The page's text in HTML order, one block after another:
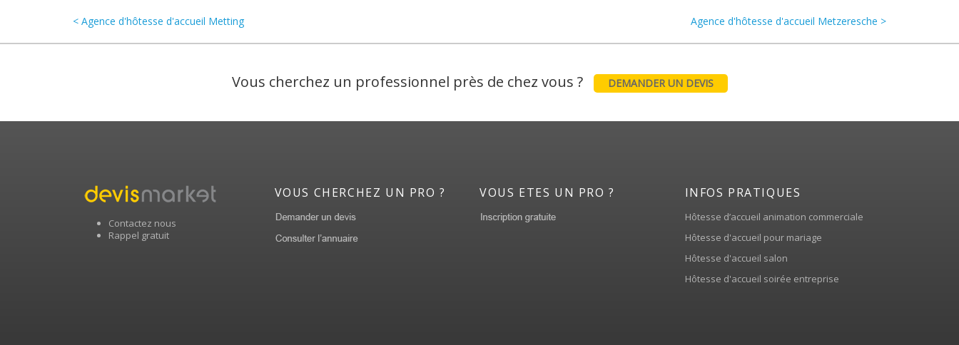
< Agence d'hôtesse d'accueil Metting Agence d'hôtesse d'accueil Metzeresche >
Vous cherchez un professionnel près de chez vous ? DEMANDER UN DEVIS
Contactez nous
Rappel gratuit
VOUS CHERCHEZ UN PRO ? VOUS ETES UN PRO ? INFOS PRATIQUES
Hôtesse d’accueil animation commerciale
Hôtesse d'accueil pour mariage
Hôtesse d'accueil salon
Hôtesse d'accueil soirée entreprise